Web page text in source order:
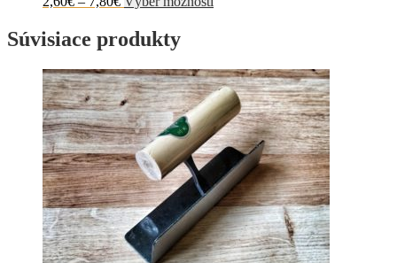
2,60€
through
Možnosti
si
môžete
vybrať
na
stránke
produktu.
Súvisiace produkty